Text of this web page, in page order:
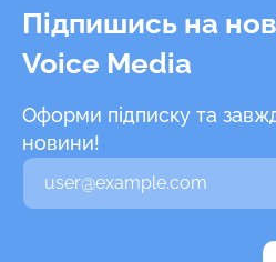
Підпишись на
Voice Media
Оформи підписку та
новини!
В